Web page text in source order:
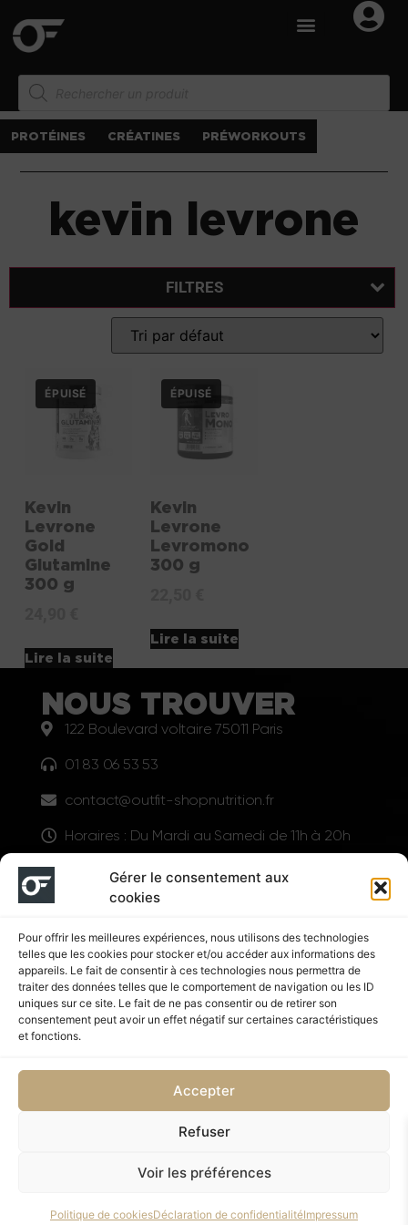
Gérer le consentement aux
cookies
Pour offrir les meilleures expériences, nous utilisons des technologies
telles que les cookies pour stocker et/ou accéder aux informations des
appareils. Le fait de consentir à ces technologies nous permettra de
traiter des données telles que le comportement de navigation ou les ID
uniques sur ce site. Le fait de ne pas consentir ou de retirer son
consentement peut avoir un effet négatif sur certaines caractéristiques
et fonctions.
Accepter
Refuser
Voir les préférences
Politique de cookiesDéclaration de confidentialitéImpressum
PROTÉINES CRÉATINES PRÉWORKOUTS
kevin levrone
FILTRES
Kevin
Levrone
Gold
Glutamine
300 g
Lire la suite
Kevin
Levrone
Levromono
300 g
Lire la suite
NOUS TROUVER
122 Boulevard voltaire 75011 Paris
01 83 06 53 53
contact@outfit-shopnutrition.fr
Horaires : Du Mardi au Samedi de 11h à 20h
LIENS UTILES
par SD DESIGN